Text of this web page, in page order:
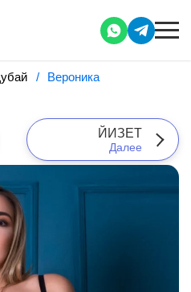
Вероника
ЙИЗЕТ
Далее